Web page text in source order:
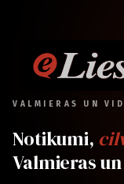
VALMIERAS UN
Notikumi,
Valmieras